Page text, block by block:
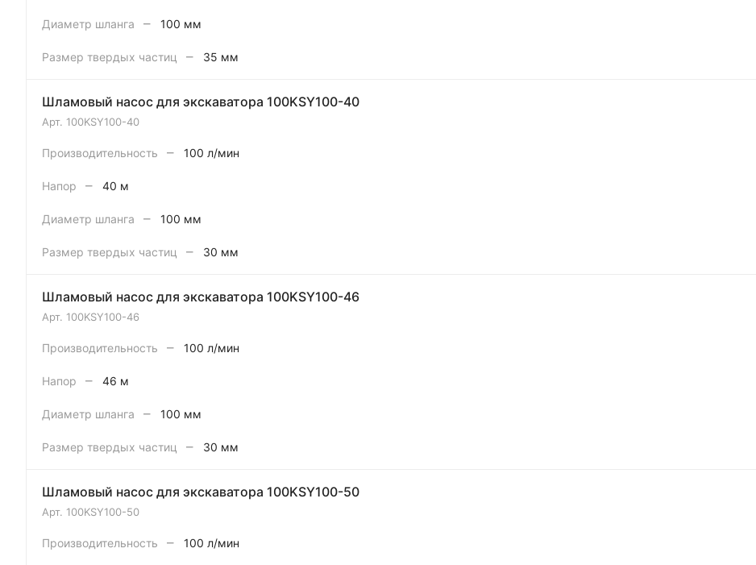
Диаметр шланга – 100 мм
Размер твердых частиц – 35 мм
Шламовый насос для экскаватора 100KSY100-40
Арт. 100KSY100-40
Производительность – 100 л/мин
Напор – 40 м
Диаметр шланга – 100 мм
Размер твердых частиц – 30 мм
Шламовый насос для экскаватора 100KSY100-46
Арт. 100KSY100-46
Производительность – 100 л/мин
Напор – 46 м
Диаметр шланга – 100 мм
Размер твердых частиц – 30 мм
Шламовый насос для экскаватора 100KSY100-50
Арт. 100KSY100-50
Производительность –
100 л/мин